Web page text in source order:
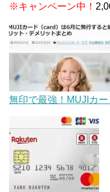
※キャンペーン中！
無印で最強！MUJIカ